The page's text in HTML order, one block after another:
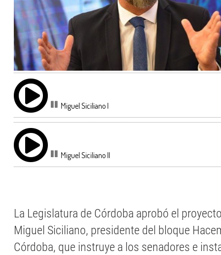
Miguel Siciliano I
Miguel Siciliano II
La Legislatura de Córdoba aprobó el
Miguel Siciliano, presidente del bloque
Córdoba, que instruye a los senadores e